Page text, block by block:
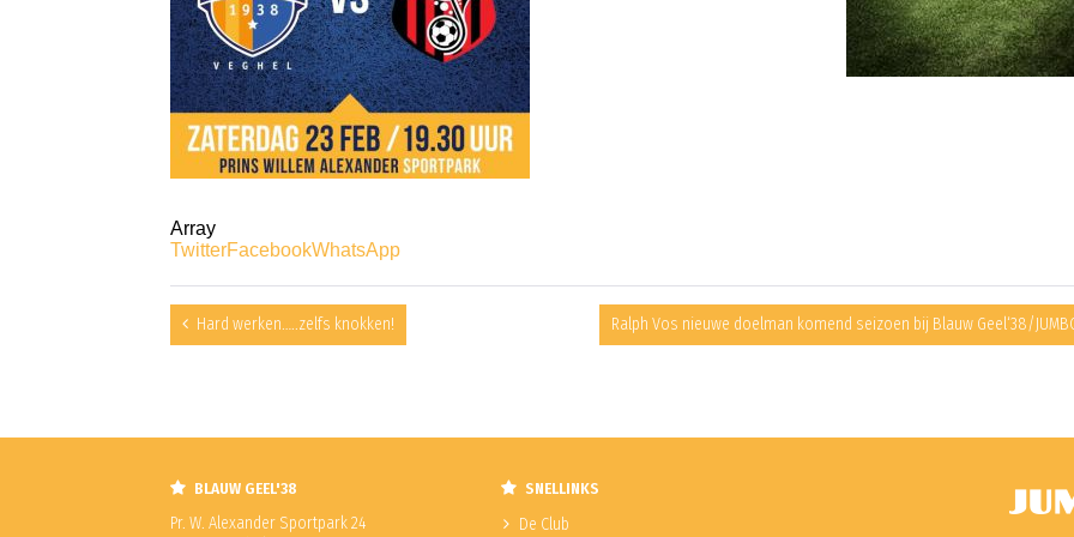
Array
TwitterFacebookWhatsApp
Hard werken…..zelfs knokken! Ralph Vos nieuwe doelman komend seizoen bij Blauw Geel‘38/
BLAUW GEEL'38
Pr. W. Alexander Sportpark 24
SNELLINKS
De Club